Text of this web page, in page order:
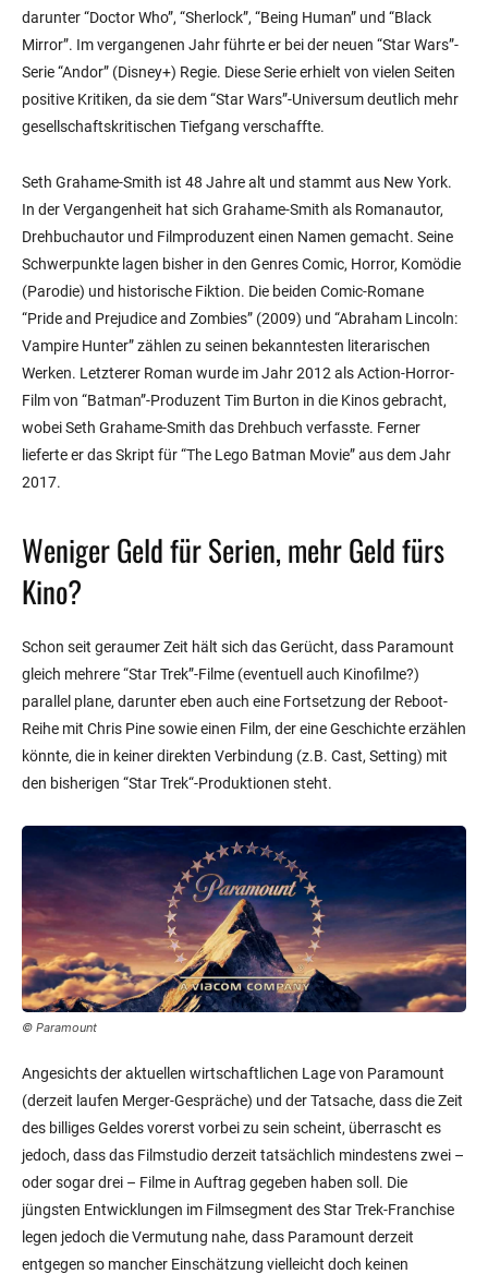
darunter “Doctor Who”, “Sherlock”, “Being Human” und “Black
Mirror”. Im vergangenen Jahr führte er bei der neuen “Star Wars”-
Serie “Andor” (Disney+) Regie. Diese Serie erhielt von vielen Seiten
positive Kritiken, da sie dem “Star Wars”-Universum deutlich mehr
gesellschaftskritischen Tiefgang verschaffte.
Seth Grahame-Smith ist 48 Jahre alt und stammt aus New York.
In der Vergangenheit hat sich Grahame-Smith als Romanautor,
Drehbuchautor und Filmproduzent einen Namen gemacht. Seine
Schwerpunkte lagen bisher in den Genres Comic, Horror, Komödie
(Parodie) und historische Fiktion. Die beiden Comic-Romane
“Pride and Prejudice and Zombies” (2009) und “Abraham Lincoln:
Vampire Hunter” zählen zu seinen bekanntesten literarischen
Werken. Letzterer Roman wurde im Jahr 2012 als Action-Horror-
Film von “Batman”-Produzent Tim Burton in die Kinos gebracht,
wobei Seth Grahame-Smith das Drehbuch verfasste. Ferner
lieferte er das Skript für “The Lego Batman Movie” aus dem Jahr
2017.
Weniger Geld für Serien, mehr Geld fürs
Kino?
Schon seit geraumer Zeit hält sich das Gerücht, dass Paramount
gleich mehrere “Star Trek”-Filme (eventuell auch Kinofilme?)
parallel plane, darunter eben auch eine Fortsetzung der Reboot-
Reihe mit Chris Pine sowie einen Film, der eine Geschichte erzählen
könnte, die in keiner direkten Verbindung (z.B. Cast, Setting) mit
den bisherigen “Star Trek“-Produktionen steht.
© Paramount
Angesichts der aktuellen wirtschaftlichen Lage von Paramount
(derzeit laufen Merger-Gespräche) und der Tatsache, dass die Zeit
des billiges Geldes vorerst vorbei zu sein scheint, überrascht es
jedoch, dass das Filmstudio derzeit tatsächlich mindestens zwei –
oder sogar drei – Filme in Auftrag gegeben haben soll. Die
jüngsten Entwicklungen im Filmsegment des Star Trek-Franchise
legen jedoch die Vermutung nahe, dass Paramount derzeit
entgegen so mancher Einschätzung vielleicht doch keinen